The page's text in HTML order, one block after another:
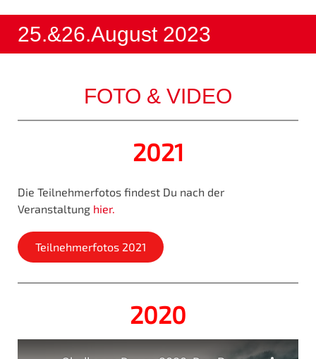
25.&26.August 2023
FOTO & VIDEO
2021
Die Teilnehmerfotos findest Du nach der
Veranstaltung hier.
Teilnehmerfotos 2021
2020